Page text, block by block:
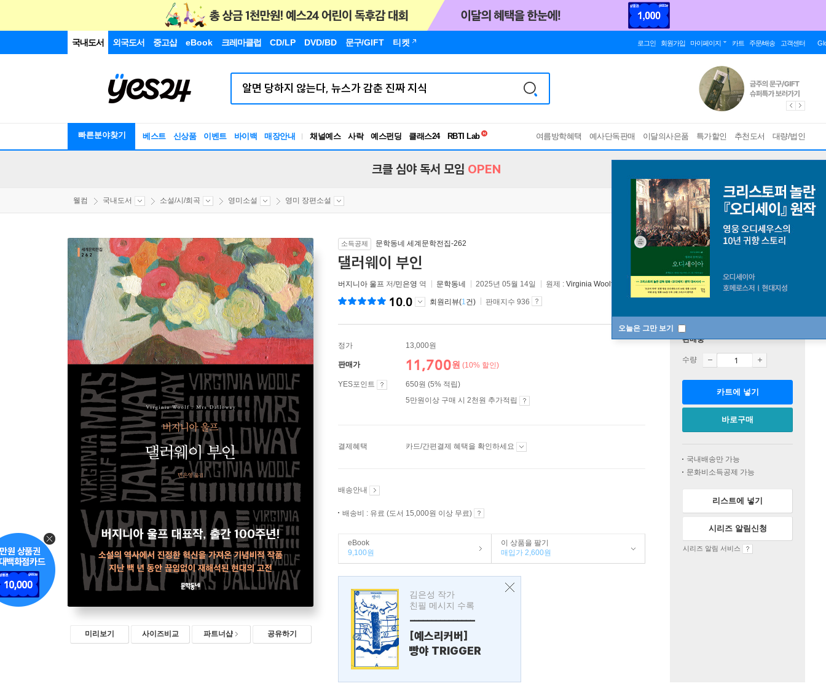
국내도서 외국도서 중고샵 eBook 크레마클럽 CD/LP DVD/BD 문구/GIFT 티켓 로그인 회원가입 마이페이지 카트 주문/배송 고객센터
빠른분야찾기 베스트 신상품 이벤트 바이백 매장안내 채널예스 사락 예스펀딩 클래스24
독서유형검사
여름방학혜택 예사단독판매 이달의사은품 특가할인 추천도서 대량/법인
오늘은 그만 보기
크클 심야 독서 모임 OPEN
웰컴 국내도서 소설/시/희곡 영미소설 영미 장편소설
미리보기 사이즈비교 파트너샵 공유하기
소득공제 문학동네 세계문학전집-262
댈러웨이 부인
버지니아 울프 저/민은영 역 문학동네 2025년 05월 14일 원제 : Virginia Woolf : Mrs Dalloway
10.0 회원리뷰(1건) 판매지수 936
정가 13,000원
판매가 11,700원 (10% 할인)
YES포인트
650원 (5% 적립)
5만원이상 구매 시 2천원 추가적립
결제혜택 카드/간편결제 혜택을 확인하세요
배송안내
배송비 : 유료 (도서 15,000원 이상 무료)
eBook
9,100원
이 상품을 팔기
매입가 2,600원
김은성 작가
친필 메시지 수록
---------------
[예스리커버]
빵야 TRIGGER
판매중
수량
카트에 넣기
바로구매
국내배송만 가능
문화비소득공제 가능
리스트에 넣기
시리즈 알림신청
시리즈 알림 서비스